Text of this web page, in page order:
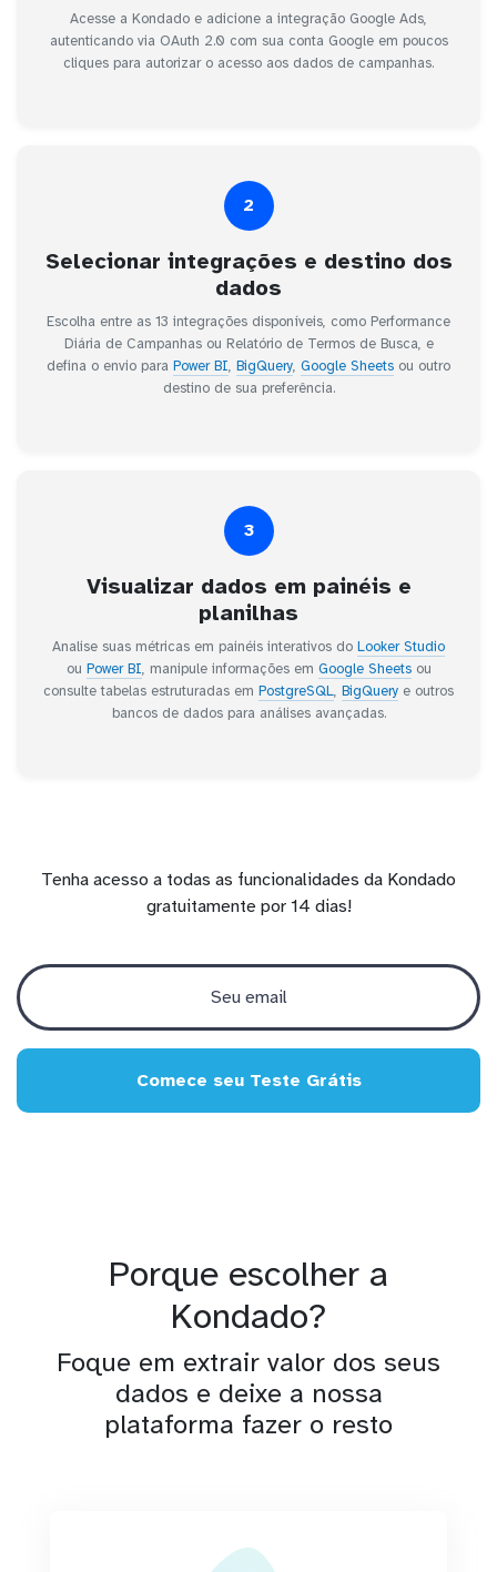
Acesse a Kondado e adicione a integração Google Ads,
autenticando via OAuth 2.0 com sua conta Google em poucos
cliques para autorizar o acesso aos dados de campanhas.
2
Selecionar integrações e destino dos
dados
Escolha entre as 13 integrações disponíveis, como Performance
Diária de Campanhas ou Relatório de Termos de Busca, e
defina o envio para Power BI, BigQuery, Google Sheets ou outro
destino de sua preferência.
3
Visualizar dados em painéis e
planilhas
Analise suas métricas em painéis interativos do Looker Studio
ou Power BI, manipule informações em Google Sheetsou
consulte tabelas estruturadas em PostgreSQL, BigQuery e outros
bancos de dados para análises avançadas.
Tenha acesso a todas as funcionalidades da Kondado
gratuitamente por 14 dias!
Comece seu Teste Grátis
Porque escolher a
Kondado?
Foque em extrair valor dos seus
dados e deixe a nossa
plataforma fazer o resto